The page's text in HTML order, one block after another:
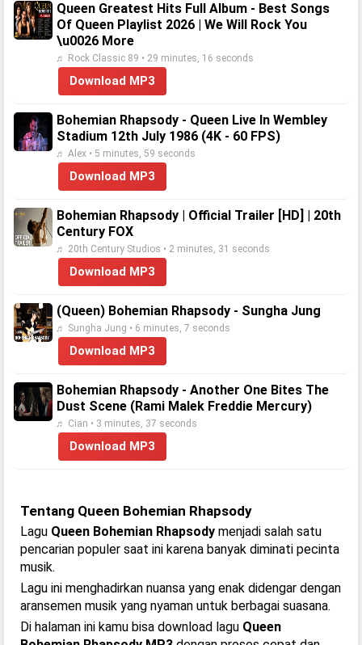
Queen Greatest Hits Full Album - Best Songs
Of Queen Playlist 2026 | We Will Rock You
\u0026 More
♬ Rock Classic 89 • 29 minutes, 16 seconds
Download MP3
Bohemian Rhapsody - Queen Live In Wembley
Stadium 12th July 1986 (4K - 60 FPS)
♬ Alex • 5 minutes, 59 seconds
Download MP3
Bohemian Rhapsody | Official Trailer [HD] | 20th
Century FOX
♬ 20th Century Studios • 2 minutes, 31 seconds
Download MP3
(Queen) Bohemian Rhapsody - Sungha Jung
♬ Sungha Jung • 6 minutes, 7 seconds
Download MP3
Bohemian Rhapsody - Another One Bites The
Dust Scene (Rami Malek Freddie Mercury)
♬ Cian • 3 minutes, 37 seconds
Download MP3
Tentang Queen Bohemian Rhapsody
Lagu Queen Bohemian Rhapsody menjadi salah satu
pencarian populer saat ini karena banyak diminati pecinta
musik.
Lagu ini menghadirkan nuansa yang enak didengar dengan
aransemen musik yang nyaman untuk berbagai suasana.
Di halaman ini kamu bisa download lagu Queen